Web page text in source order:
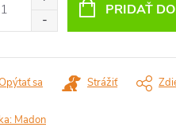
PRIDAŤ
sa Strážiť
Madon